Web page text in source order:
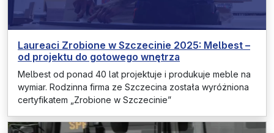
Laureaci Zrobione w Szczecinie 2025: Melbest –
od projektu do gotowego wnętrza
Melbest od ponad 40 lat projektuje i produkuje meble na
wymiar. Rodzinna firma ze Szczecina została wyróżniona
certyfikatem „Zrobione w Szczecinie”